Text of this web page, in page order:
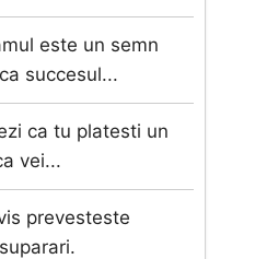
este un semn
succesul...
ca tu platesti un
vei...
prevesteste